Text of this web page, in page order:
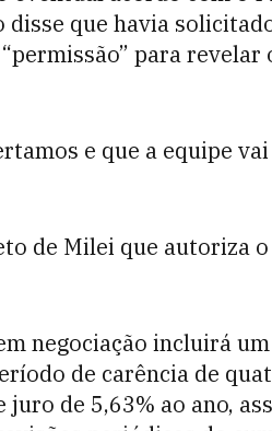
que havia
para revelar
e que a equipe
de Milei que autoriza
negociação incluirá um
de carência de
de 5,63% ao ano,